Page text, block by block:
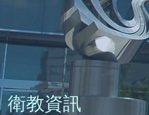
衛教資訊